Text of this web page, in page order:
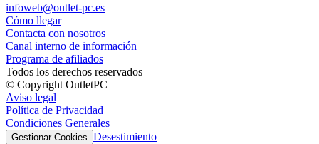
infoweb@outlet-pc.es
Cómo llegar
Contacta con nosotros
Canal interno de información
Programa de afiliados
Todos los derechos reservados
© Copyright OutletPC
Aviso legal
Política de Privacidad
Condiciones Generales
Gestionar Cookies Desestimiento